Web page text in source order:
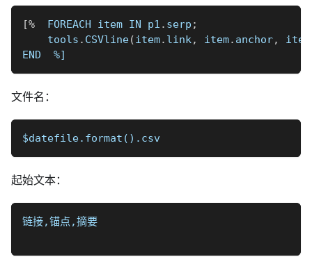
[%
  FOREACH item IN p1
. serp ;
    tools
. CSVline(item. link, item. anchor, item
END %]
文件名：
$datefile.format().csv
起始文本：
链接,锚点,摘要